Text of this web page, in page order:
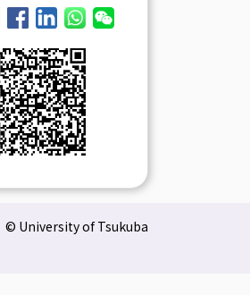
© University of Tsukuba